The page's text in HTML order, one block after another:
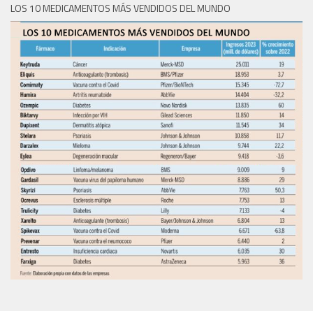
LOS 10 MEDICAMENTOS MÁS VENDIDOS DEL MUNDO